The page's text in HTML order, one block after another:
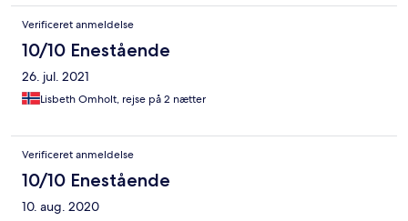
Verificeret anmeldelse
10/10 Enestående
26. jul. 2021
Lisbeth Omholt, rejse på 2 nætter
Verificeret anmeldelse
10/10 Enestående
10. aug. 2020